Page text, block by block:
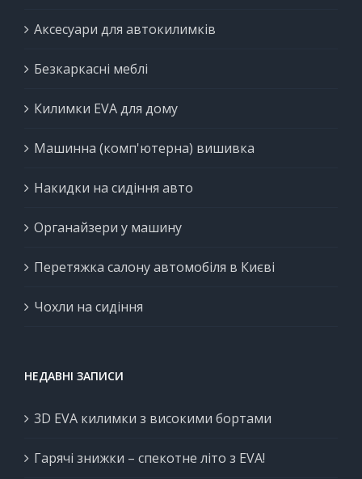
Аксесуари для автокилимків
Безкаркасні меблі
Килимки EVA для дому
Машинна (комп'ютерна) вишивка
Накидки на сидіння авто
Органайзери у машину
Перетяжка салону автомобіля в Києві
Чохли на сидіння
НЕДАВНІ ЗАПИСИ
3D EVA килимки з високими бортами
Гарячі знижки – спекотне літо з EVA!